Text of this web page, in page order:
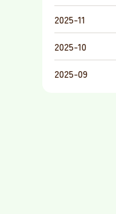
2025-11
2025-10
2025-09